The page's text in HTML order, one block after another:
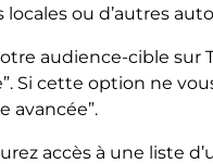
ou d’autres
audience-cible sur
Si cette option ne
avancée”.
accès à une liste